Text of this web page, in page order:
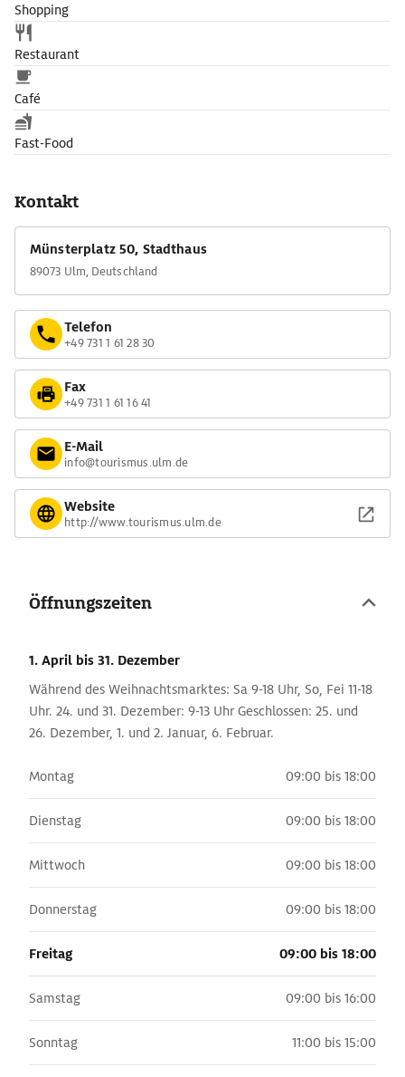
Shopping
Restaurant
Café
Fast-Food
Kontakt
Münsterplatz 50, Stadthaus
89073 Ulm, Deutschland
Telefon
+49 731 1 61 28 30
Fax
+49 731 1 61 16 41
E-Mail
info@tourismus.ulm.de
Website
http://www.tourismus.ulm.de
Öffnungszeiten
1. April bis 31. Dezember
Während des Weihnachtsmarktes: Sa 9-18 Uhr, So, Fei 11-18
Uhr. 24. und 31. Dezember: 9-13 Uhr Geschlossen: 25. und
26. Dezember, 1. und 2. Januar, 6. Februar.
Montag 09:00 bis 18:00
Dienstag 09:00 bis 18:00
Mittwoch 09:00 bis 18:00
Donnerstag 09:00 bis 18:00
Freitag 09:00 bis 18:00
Samstag 09:00 bis 16:00
Sonntag 11:00 bis 15:00